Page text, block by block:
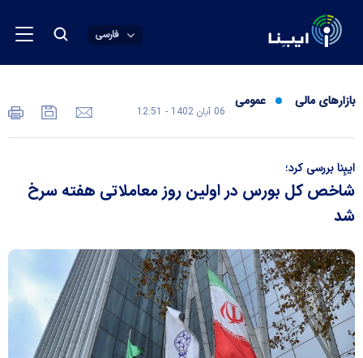
فارسی
بازارهای مالی عمومی
06 آبان 1402 - 12:51
ایبِنا بررسی کرد؛
شاخص کل بورس در اولین روز معاملاتی هفته سرخ
شد